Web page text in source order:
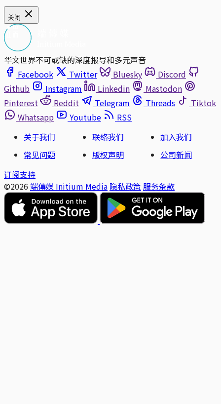
关闭
华文世界不可或缺的深度报导和多元声音
Facebook
Twitter Bluesky
Discord
Github
Instagram Linkedin
Mastodon
Pinterest
Reddit Telegram Threads
Tiktok
Whatsapp
Youtube
RSS
关于我们
联络我们
加入我们
常见问题
版权声明
公司新闻
订阅支持
©2026 端傳媒 Initium Media 隐私政策 服务条款